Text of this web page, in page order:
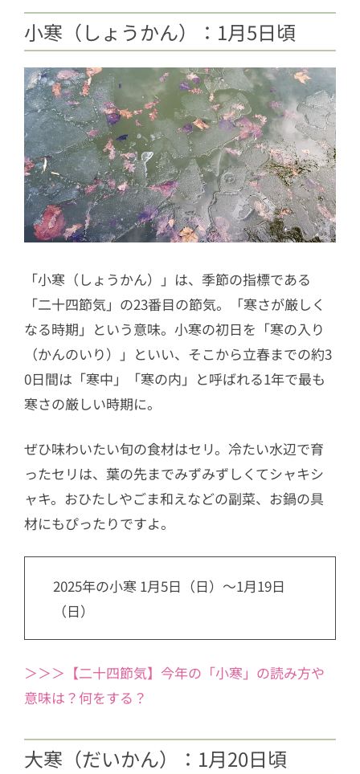
小寒（しょうかん）：1月5日頃
「小寒（しょうかん）」は、季節の指標である
「二十四節気」の23番目の節気。「寒さが厳しく
なる時期」という意味。小寒の初日を「寒の入り
（かんのいり）」といい、そこから立春までの約3
0日間は「寒中」「寒の内」と呼ばれる1年で最も
寒さの厳しい時期に。
ぜひ味わいたい旬の食材はセリ。冷たい水辺で育
ったセリは、葉の先までみずみずしくてシャキシ
ャキ。おひたしやごま和えなどの副菜、お鍋の具
材にもぴったりですよ。
2025年の小寒 1月5日（日）～1月19日
（日）
＞＞＞【二十四節気】今年の「小寒」の読み方や
意味は？何をする？
大寒（だいかん）：1月20日頃